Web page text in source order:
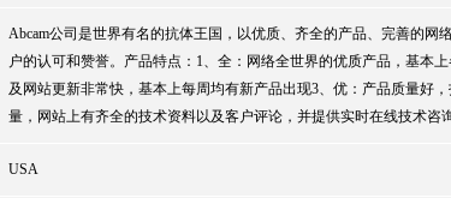
Abcam公司是世界有名的抗体王国，以优质、齐全的产品、完善的网
户的认可和赞誉。产品特点：1、全：网络全世界的优质产品，基本
及网站更新非常快，基本上每周均有新产品出现3、优：产品质量好
量，网站上有齐全的技术资料以及客户评论，并提供实时在线技术咨
USA